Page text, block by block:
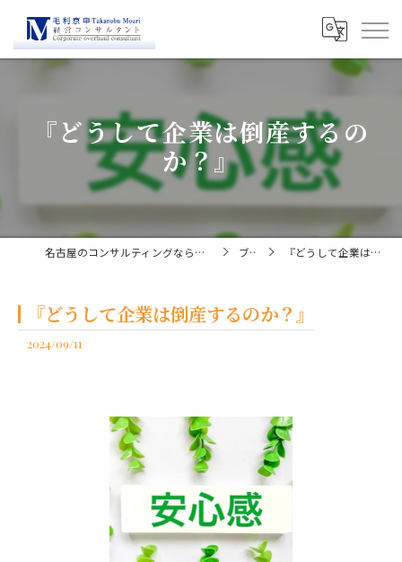
『どうして企業は倒産するの
か？』
名古屋のコンサルティングなら経営コンサルタント毛利京申 ブログ 『どうして企業は倒産するのか？』
『どうして企業は倒産するのか？』
2024/09/11